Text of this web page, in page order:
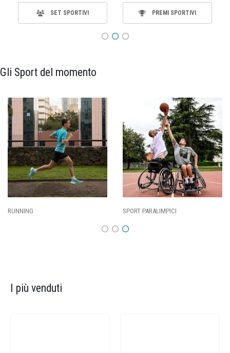
SET SPORTIVI PREMI SPORTIVI
Gli Sport del momento
RUNNING SPORT PARALIMPICI
I più venduti